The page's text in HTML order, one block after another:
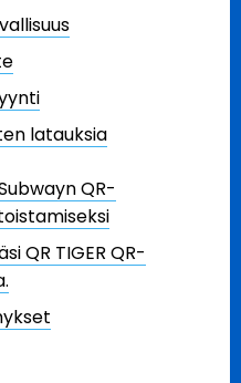
latauksia
QR-
QR TIGER QR-